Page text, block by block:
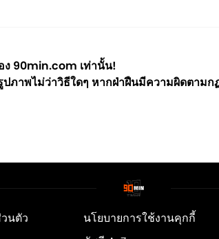
90min.com เท่านั้น!
ภาพไม่ว่าวิธีใดๆ หากฝ่าฝืนมีความผิดตาม
นตัว นโยบายการใช้งานคุกกี้